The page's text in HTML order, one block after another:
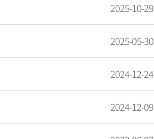
2025-10-29
2025-05-30
2024-12-24
2024-12-09